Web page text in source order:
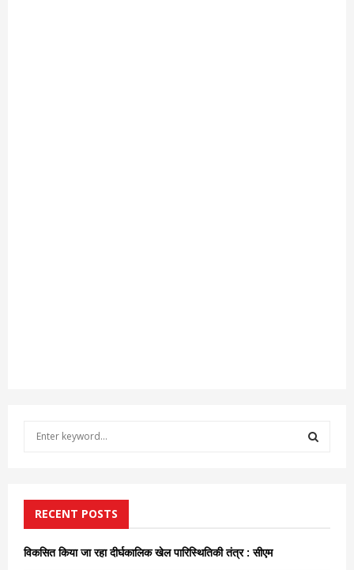
f
o
r
RECENT POSTS
विकसित किया जा रहा दीर्घकालिक खेल पारिस्थितिकी तंत्र : सीएम